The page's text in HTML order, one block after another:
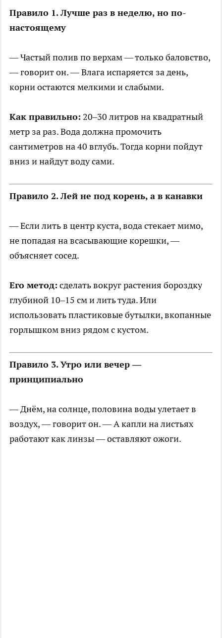
Правило 1. Лучше раз в неделю, но по-
настоящему
— Частый полив по верхам — только баловство,
— говорит он. — Влага испаряется за день,
корни остаются мелкими и слабыми.
Как правильно: 20–30 литров на квадратный
метр за раз. Вода должна промочить
сантиметров на 40 вглубь. Тогда корни пойдут
вниз и найдут воду сами.
Правило 2. Лей не под корень, а в канавки
— Если лить в центр куста, вода стекает мимо,
не попадая на всасывающие корешки, —
объясняет сосед.
Его метод: сделать вокруг растения бороздку
глубиной 10–15 см и лить туда. Или
использовать пластиковые бутылки, вкопанные
горлышком вниз рядом с кустом.
Правило 3. Утро или вечер —
принципиально
— Днём, на солнце, половина воды улетает в
воздух, — говорит он. — А капли на листьях
работают как линзы — оставляют ожоги.